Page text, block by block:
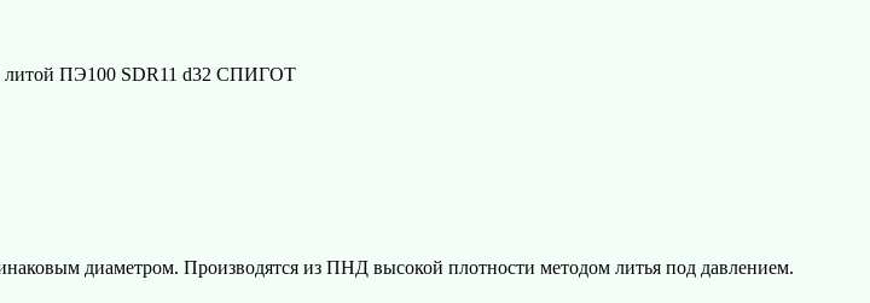
литой ПЭ100 SDR11 d32 СПИГОТ
диаметром. Производятся из ПНД высокой плотности методом литья под давлением.